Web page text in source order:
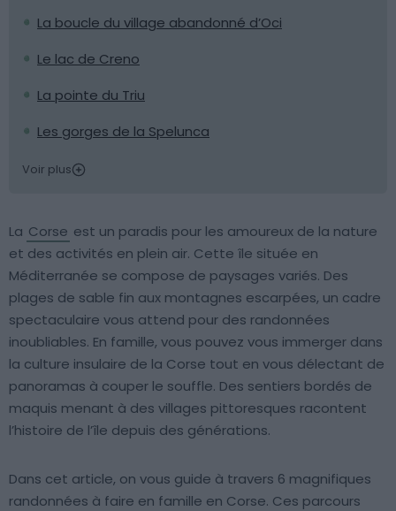
La boucle du village abandonné d’Oci
Le lac de Creno
La pointe du Triu
Les gorges de la Spelunca
Voir plus
La Corse est un paradis pour les amoureux de la nature
et des activités en plein air. Cette île située en
Méditerranée se compose de paysages variés. Des
plages de sable fin aux montagnes escarpées, un cadre
spectaculaire vous attend pour des randonnées
inoubliables. En famille, vous pouvez vous immerger dans
la culture insulaire de la Corse tout en vous délectant de
panoramas à couper le souffle. Des sentiers bordés de
maquis menant à des villages pittoresques racontent
l’histoire de l’île depuis des générations.
Dans cet article, on vous guide à travers 6 magnifiques
randonnées à faire en famille en Corse. Ces parcours